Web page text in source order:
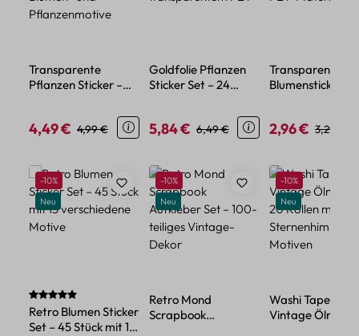
Transparente
Pflanzen Sticker –
Pflanzenmotive
Verkaufspreis:
4,49 € Regulärer Preis:
4,99 €
Goldfolie Pflanzen
Sticker Set – 24
transparentem PET
Verkaufspreis:
5,84 € Regulärer Preis:
6,49 €
Transparente
Blumensticker –
Verkaufspreis:
2,96 € 3,29 €
Produktgalerie überspringen
Rabatt
-10%
Neu
Durchschnittliche Bewertung von 5 von 5 Sternen
Retro Blumen Sticker
Set – 45 Stück mit 15
Rabatt
-10%
Neu
Retro Mond
Scrapbook
Rabatt
-10%
Neu
Washi Tape Set
Vintage